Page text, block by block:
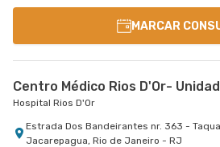
MARCAR
Centro Médico Rios D'Or-
Hospital Rios D'Or
Estrada Dos Bandeirantes nr. 363 -
Jacarepagua, Rio de Janeiro - RJ